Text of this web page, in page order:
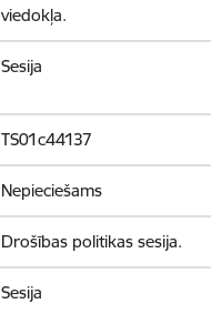
viedokļa.
Sesija
TS01c44137
Nepieciešams
Drošības politikas sesija.
Sesija